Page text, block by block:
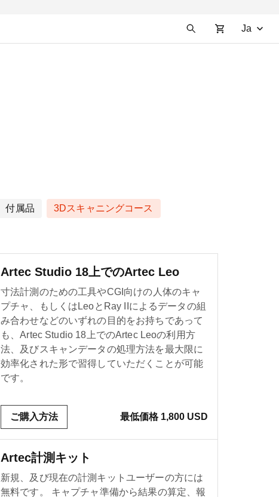
Ja
付属品 3Dスキャニングコース
Artec Studio 18上でのArtec Leo
寸法計測のための工具やCGI向けの人体のキャ
プチャ、もしくはLeoとRay IIによるデータの組
み合わせなどのいずれの目的をお持ちであって
も、Artec Studio 18上でのArtec Leoの利用方
法、及びスキャンデータの処理方法を最大限に
効率化された形で習得していただくことが可能
です。
ご購入方法 最低価格 1,800 USD
Artec計測キット
新規、及び現在の計測キットユーザーの方には
無料です。 キャプチャ準備から結果の算定、報